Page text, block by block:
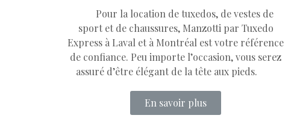
Pour la location de tuxedos, de vestes de
sport et de chaussures, Manzotti par Tuxedo
Express à Laval et à Montréal est votre référence
de confiance. Peu importe l’occasion, vous serez
assuré d’être élégant de la tête aux pieds.
En savoir plus